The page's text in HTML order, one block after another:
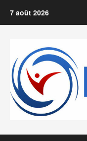
content
7 août 2026